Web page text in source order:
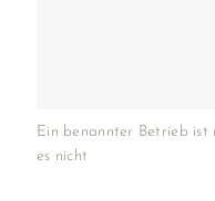
Ein benannter Betrieb ist
es nicht